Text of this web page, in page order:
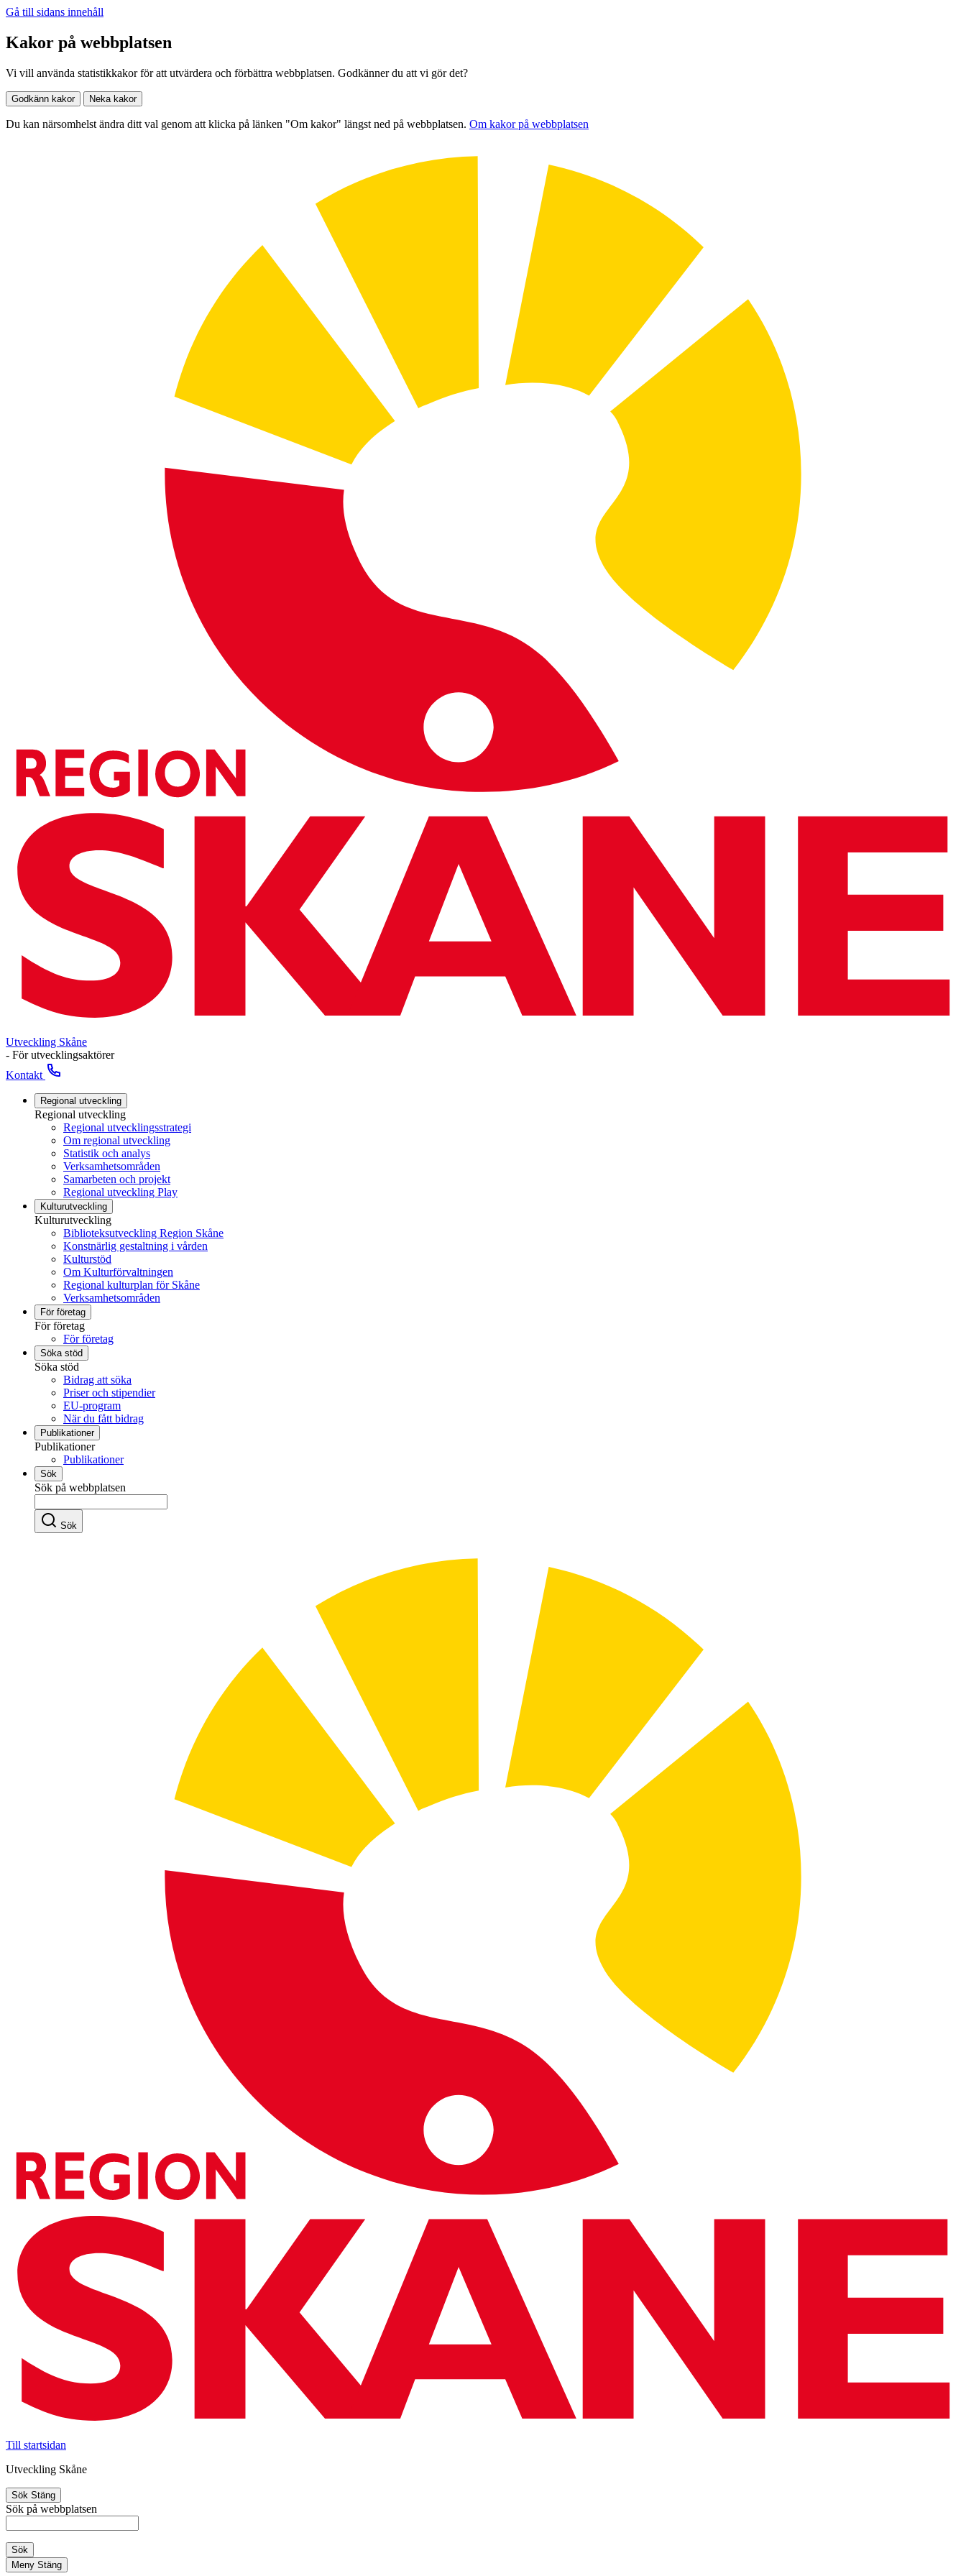
Gå till sidans innehåll
Kakor på webbplatsen
Vi vill använda statistikkakor för att utvärdera och förbättra webbplatsen. Godkänner du att vi gör det?
Godkänn kakor Neka kakor
Du kan närsomhelst ändra ditt val genom att klicka på länken "Om kakor" längst ned på webbplatsen. Om kakor på webbplatsen
Utveckling Skåne
- För utvecklingsaktörer
Kontakt
Regional utveckling
Regional utveckling
Regional utvecklingsstrategi
Om regional utveckling
Statistik och analys
Verksamhetsområden
Samarbeten och projekt
Regional utveckling Play
Kulturutveckling
Kulturutveckling
Biblioteksutveckling Region Skåne
Konstnärlig gestaltning i vården
Kulturstöd
Om Kulturförvaltningen
Regional kulturplan för Skåne
Verksamhetsområden
För företag
För företag
För företag
Söka stöd
Söka stöd
Bidrag att söka
Priser och stipendier
EU-program
När du fått bidrag
Publikationer
Publikationer
Publikationer
Sök
Sök på webbplatsen
Sök
Till startsidan
Utveckling Skåne
Sök Stäng
Sök på webbplatsen
Sök
Meny Stäng